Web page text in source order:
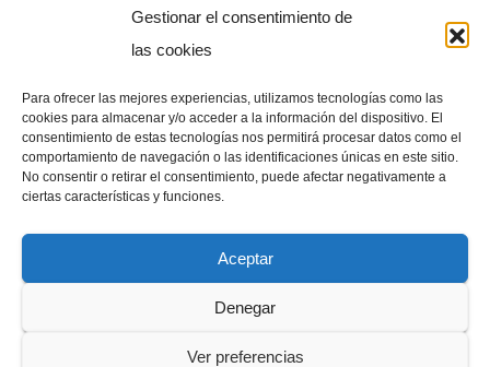
Gestionar el consentimiento de
las cookies
Para ofrecer las mejores experiencias, utilizamos tecnologías como las
cookies para almacenar y/o acceder a la información del dispositivo. El
consentimiento de estas tecnologías nos permitirá procesar datos como el
comportamiento de navegación o las identificaciones únicas en este sitio.
No consentir o retirar el consentimiento, puede afectar negativamente a
ciertas características y funciones.
Aceptar
Denegar
Ver preferencias
E-mail
diaadia.redaccion@gmail.com